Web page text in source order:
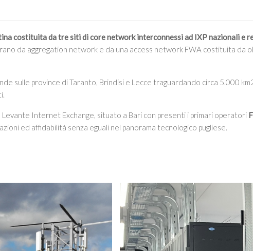
costituita da tre siti di core network interconnessi ad IXP nazionali e
da aggregation network e da una access network FWA costituita da
sulle province di Taranto, Brindisi e Lecce traguardando circa 5.000
, Levante Internet Exchange, situato a Bari con presenti i primari operatori
ed affidabilità senza eguali nel panorama tecnologico pugliese.